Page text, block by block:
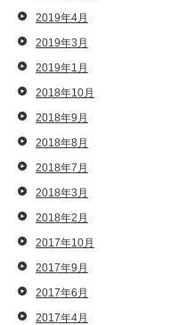
2019年4月
2019年3月
2019年1月
2018年10月
2018年9月
2018年8月
2018年7月
2018年3月
2018年2月
2017年10月
2017年9月
2017年6月
2017年4月